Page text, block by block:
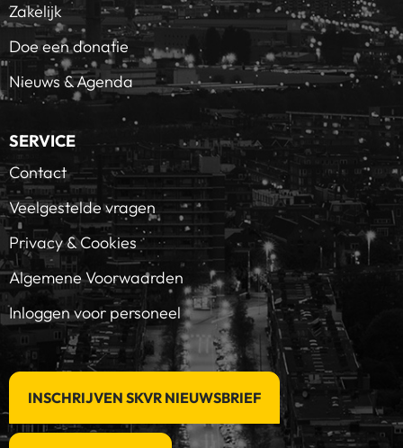
Zakelijk
Doe een donatie
Nieuws & Agenda
SERVICE
Contact
Veelgestelde vragen
Privacy & Cookies
Algemene Voorwaarden
Inloggen voor personeel
INSCHRIJVEN SKVR NIEUWSBRIEF